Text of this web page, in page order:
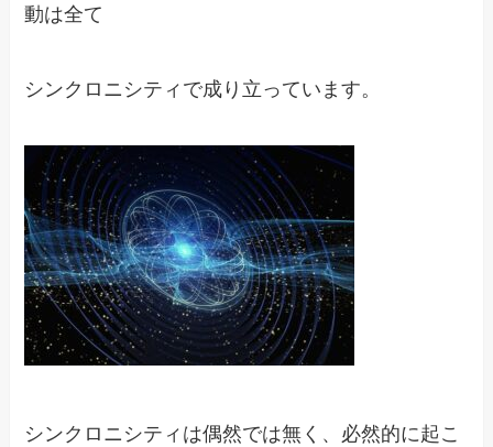
動は全て
シンクロニシティで成り立っています。
シンクロニシティは偶然では無く、必然的に起こ